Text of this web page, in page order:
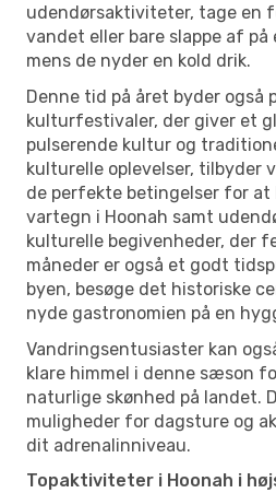
udendørsaktiviteter, tage en
vandet eller bare slappe af på
mens de nyder en kold drik.
Denne tid på året byder også
kulturfestivaler, der giver et
pulserende kultur og
kulturelle oplevelser, tilbyder
de perfekte betingelser for at
vartegn i Hoonah samt
kulturelle begivenheder, der
måneder er også et godt
byen, besøge det historiske
nyde gastronomien på en
Vandringsentusiaster kan
klare himmel i denne sæson
naturlige skønhed på landet.
muligheder for dagsture og
dit adrenalinniveau.
Topaktiviteter i Hoonah i